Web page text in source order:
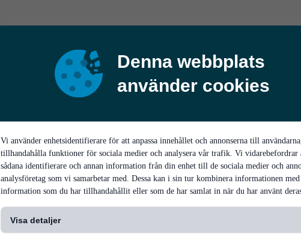
Denna webbplats
använder cookies
Vi använder enhetsidentifierare för att anpassa innehållet och annonserna till användarna,
tillhandahålla funktioner för sociala medier och analysera vår trafik. Vi vidarebefordrar
sådana identifierare och annan information från din enhet till de sociala medier och
analysföretag som vi samarbetar med. Dessa kan i sin tur kombinera informationen med
information som du har tillhandahållit eller som de har samlat in när du har använt
Visa detaljer